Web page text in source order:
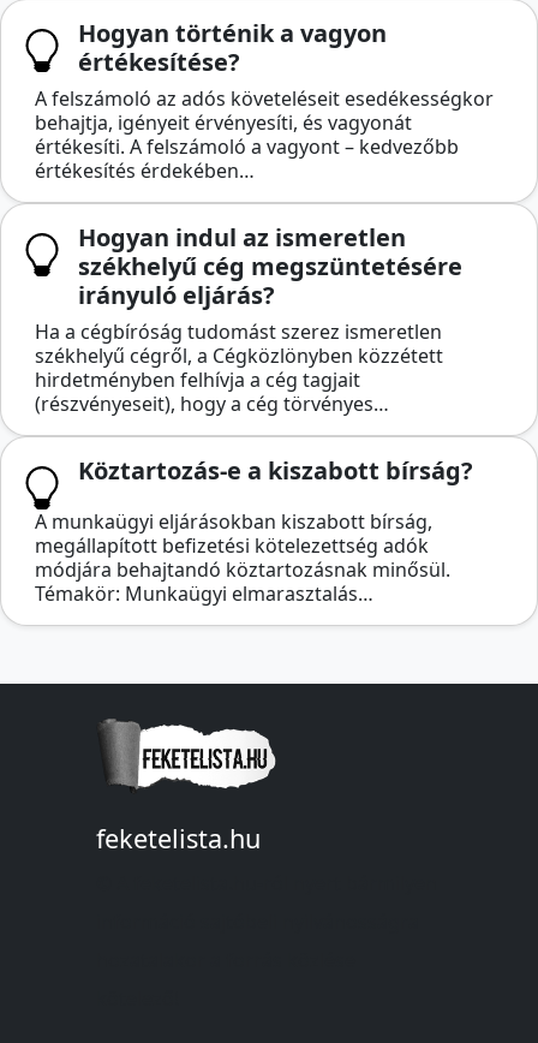
Hogyan történik a vagyon
értékesítése?
A felszámoló az adós követeléseit esedékességkor
behajtja, igényeit érvényesíti, és vagyonát
értékesíti. A felszámoló a vagyont – kedvezőbb
értékesítés érdekében…
Hogyan indul az ismeretlen
székhelyű cég megszüntetésére
irányuló eljárás?
Ha a cégbíróság tudomást szerez ismeretlen
székhelyű cégről, a Cégközlönyben közzétett
hirdetményben felhívja a cég tagjait
(részvényeseit), hogy a cég törvényes…
Köztartozás-e a kiszabott bírság?
A munkaügyi eljárásokban kiszabott bírság,
megállapított befizetési kötelezettség adók
módjára behajtandó köztartozásnak minősül.
Témakör: Munkaügyi elmarasztalás…
feketelista.hu